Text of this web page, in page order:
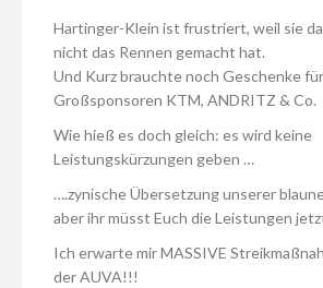
Hartinger-Klein ist frustriert, weil sie
nicht das Rennen gemacht hat.
Und Kurz brauchte noch Geschenke
Großsponsoren KTM, ANDRITZ & Co.
Wie hieß es doch gleich: es wird keine
Leistungskürzungen geben …
….zynische Übersetzung unserer
aber ihr müsst Euch die Leistungen
Ich erwarte mir MASSIVE
der AUVA!!!